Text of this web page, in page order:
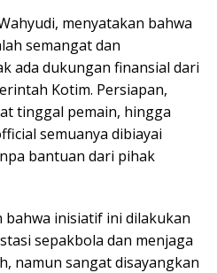
menyatakan bahwa
semangat dan
ada dukungan finansial dari
Kotim. Persiapan,
tinggal pemain, hingga
semuanya dibiayai
bantuan dari pihak
bahwa inisiatif ini dilakukan
sepakbola dan menjaga
namun sangat disayangkan